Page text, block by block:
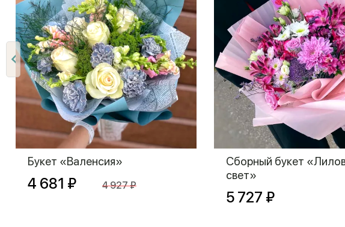
Букет «Валенсия»
4 681 ₽ 4 927 ₽
Сборный букет
свет»
5 727 ₽